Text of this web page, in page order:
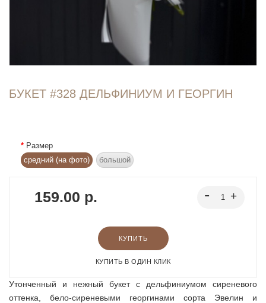
БУКЕТ #328 ДЕЛЬФИНИУМ И ГЕОРГИН
Размер
средний (на фото)
большой
159.00 р.
КУПИТЬ
КУПИТЬ В ОДИН КЛИК
Утонченный и нежный букет с дельфиниумом сиреневого
оттенка, бело-сиреневыми георгинами сорта Эвелин и